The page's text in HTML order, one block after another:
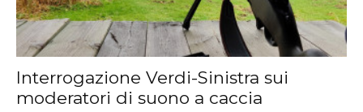
Interrogazione Verdi-Sinistra sui
moderatori di suono a caccia